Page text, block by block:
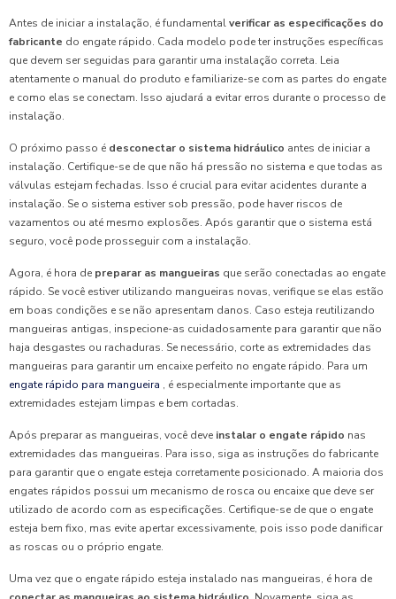
Antes de iniciar a instalação, é fundamentalverificar as especificações do
fabricante do engate rápido. Cada modelo pode ter instruções específicas
que devem ser seguidas para garantir uma instalação correta. Leia
atentamente o manual do produto e familiarize-se com as partes do engate
e como elas se conectam. Isso ajudará a evitar erros durante o processo de
instalação.
O próximo passo é desconectar o sistema hidráulico antes de iniciar a
instalação. Certifique-se de que não há pressão no sistema e que todas as
válvulas estejam fechadas. Isso é crucial para evitar acidentes durante a
instalação. Se o sistema estiver sob pressão, pode haver riscos de
vazamentos ou até mesmo explosões. Após garantir que o sistema está
seguro, você pode prosseguir com a instalação.
Agora, é hora de preparar as mangueiras que serão conectadas ao engate
rápido. Se você estiver utilizando mangueiras novas, verifique se elas estão
em boas condições e se não apresentam danos. Caso esteja reutilizando
mangueiras antigas, inspecione-as cuidadosamente para garantir que não
haja desgastes ou rachaduras. Se necessário, corte as extremidades das
mangueiras para garantir um encaixe perfeito no engate rápido. Para um
engate rápido para mangueira , é especialmente importante que as
extremidades estejam limpas e bem cortadas.
Após preparar as mangueiras, você deve instalar o engate rápido nas
extremidades das mangueiras. Para isso, siga as instruções do fabricante
para garantir que o engate esteja corretamente posicionado. A maioria dos
engates rápidos possui um mecanismo de rosca ou encaixe que deve ser
utilizado de acordo com as especificações. Certifique-se de que o engate
esteja bem fixo, mas evite apertar excessivamente, pois isso pode danificar
as roscas ou o próprio engate.
Uma vez que o engate rápido esteja instalado nas mangueiras, é hora de